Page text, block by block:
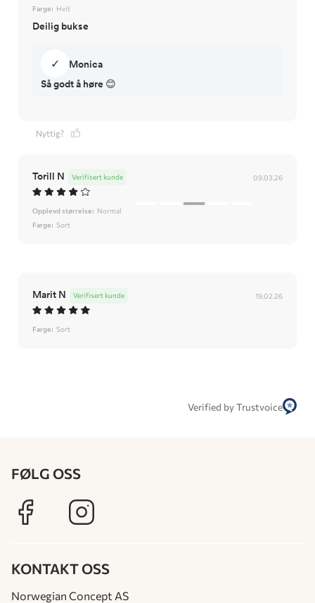
Farge: Hvit
✓
Monica
Så godt å høre 😊
Nyttig?
Torill N 09.03.26
Verifisert kunde
Opplevd størrelse: Normal
Farge: Sort
Marit N 19.02.26
Verifisert kunde
Farge: Sort
Verified by Trustvoice
FØLG OSS
KONTAKT OSS
Norwegian Concept AS